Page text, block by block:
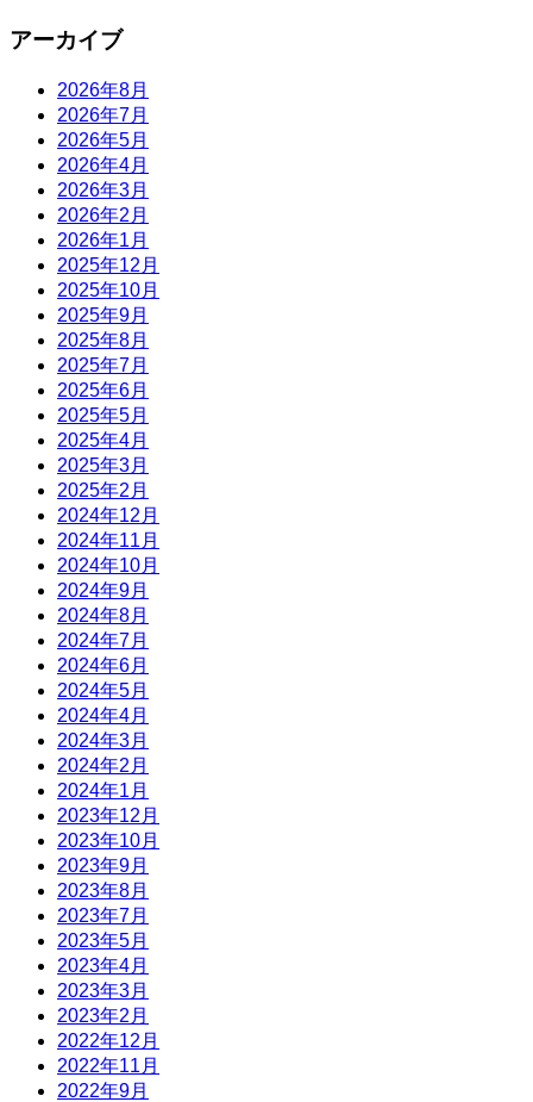
アーカイブ
2026年8月
2026年7月
2026年5月
2026年4月
2026年3月
2026年2月
2026年1月
2025年12月
2025年10月
2025年9月
2025年8月
2025年7月
2025年6月
2025年5月
2025年4月
2025年3月
2025年2月
2024年12月
2024年11月
2024年10月
2024年9月
2024年8月
2024年7月
2024年6月
2024年5月
2024年4月
2024年3月
2024年2月
2024年1月
2023年12月
2023年10月
2023年9月
2023年8月
2023年7月
2023年5月
2023年4月
2023年3月
2023年2月
2022年12月
2022年11月
2022年9月